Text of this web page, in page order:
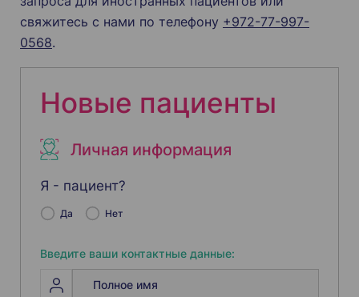
свяжитесь с нами по телефону +972-77-997-
0568.
Новые пациенты
Личная информация
Я - пациент?
Да Нет
Введите ваши контактные данные: